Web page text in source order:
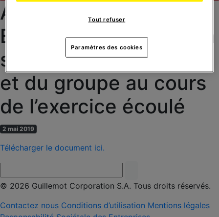
AGM du 23/05/2019 –
Exposé sommaire de la
situation de la société
et du groupe au cours
de l’exercice écoulé
2 mai 2019
Télécharger le document ici.
© 2026 Guillemot Corporation S.A. Tous droits réservés.
Contactez nous Conditions d’utilisation Mentions légales
Tout refuser
Paramètres des cookies